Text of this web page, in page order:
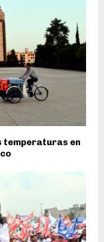
temperaturas en